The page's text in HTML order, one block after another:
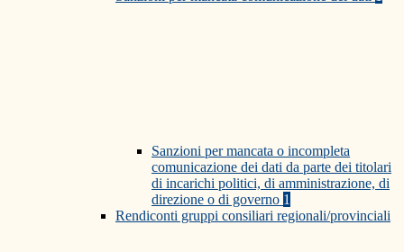
Sanzioni per mancata o incompleta
comunicazione dei dati da parte dei titolari
di incarichi politici, di amministrazione, di
direzione o di governo 1
Rendiconti gruppi consiliari regionali/provinciali